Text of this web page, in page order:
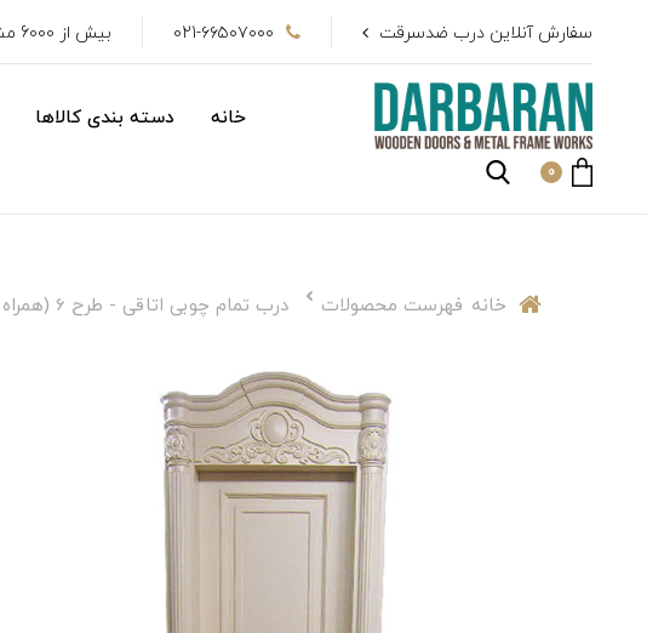
سفارش آنلاین درب ضدسرقت 021-۶۶۵۰۷۰۰۰ بیش از 6000 مشتری با 20000 سفارش از سایت درباران
خانه دسته بندی کالاها
0
خانه فهرست محصولات درب تمام چوبی اتاقی - طرح 6 (همراه با رنگ و نصب) متری